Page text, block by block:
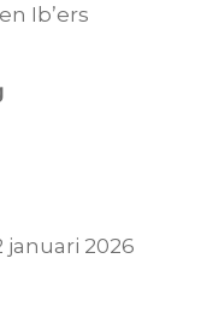
Ib’ers
januari 2026